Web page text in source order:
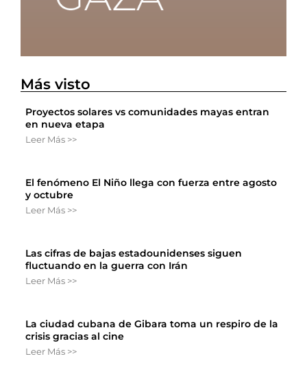
Más visto
Proyectos solares vs comunidades mayas entran
en nueva etapa
Leer Más >>
El fenómeno El Niño llega con fuerza entre agosto
y octubre
Leer Más >>
Las cifras de bajas estadounidenses siguen
fluctuando en la guerra con Irán
Leer Más >>
La ciudad cubana de Gibara toma un respiro de la
crisis gracias al cine
Leer Más >>